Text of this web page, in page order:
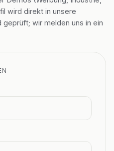
wird direkt in unsere
wir melden uns in ein